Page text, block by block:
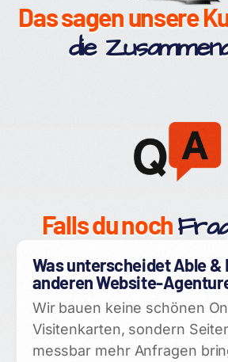
Das sagen unsere
die
Falls du noch
Was unterscheidet Able &
anderen Website-
Wir bauen keine schönen
Visitenkarten, sondern
messbar mehr Anfragen